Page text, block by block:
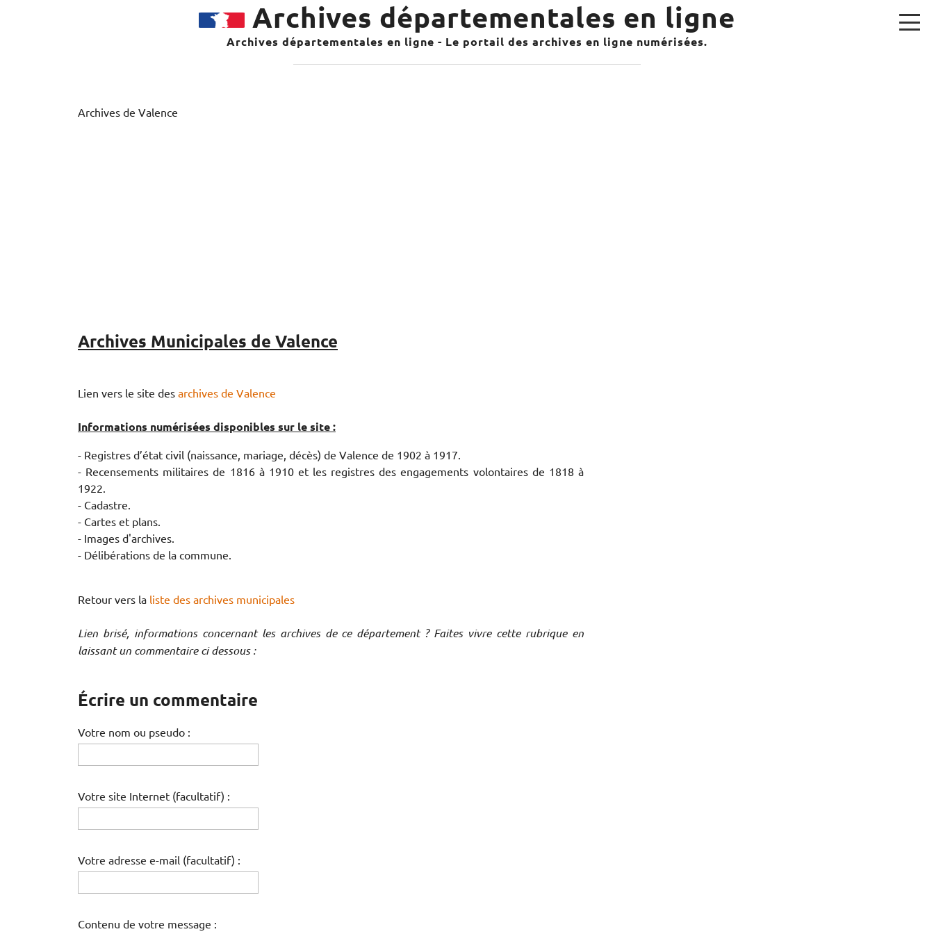
Archives départementales en ligne
Archives départementales en ligne - Le portail des archives en ligne numérisées.
Archives de Valence
Archives Municipales de Valence
Lien vers le site des archives de Valence
Informations numérisées disponibles sur le site :
- Registres d’état civil (naissance, mariage, décès) de Valence de 1902 à 1917.
- Recensements militaires de 1816 à 1910 et les registres des engagements volontaires de 1818 à
1922.
- Cadastre.
- Cartes et plans.
- Images d'archives.
- Délibérations de la commune.
Retour vers la liste des archives municipales
Lien brisé, informations concernant les archives de ce département ? Faites vivre cette rubrique en
laissant un commentaire ci dessous :
Écrire un commentaire
Votre nom ou pseudo :
Votre site Internet (facultatif) :
Votre adresse e-mail (facultatif) :
Contenu de votre message :